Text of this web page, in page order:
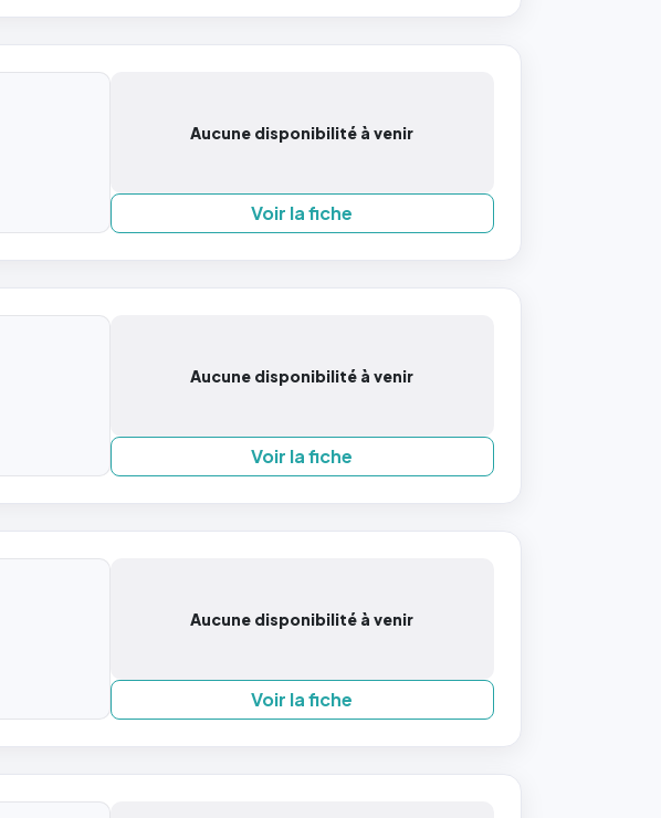
Aucune disponibilité à venir
Voir la fiche
Aucune disponibilité à venir
Voir la fiche
Aucune disponibilité à venir
Voir la fiche